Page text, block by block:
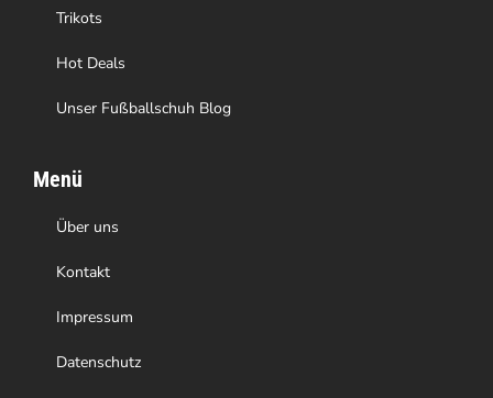
Trikots
Hot Deals
Unser Fußballschuh Blog
Menü
Über uns
Kontakt
Impressum
Datenschutz